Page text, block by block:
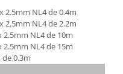
2.5mm NL4 de 0.4m
2.5mm NL4 de 2.2m
2.5mm NL4 de 10m
2.5mm NL4 de 15m
de 0.3m